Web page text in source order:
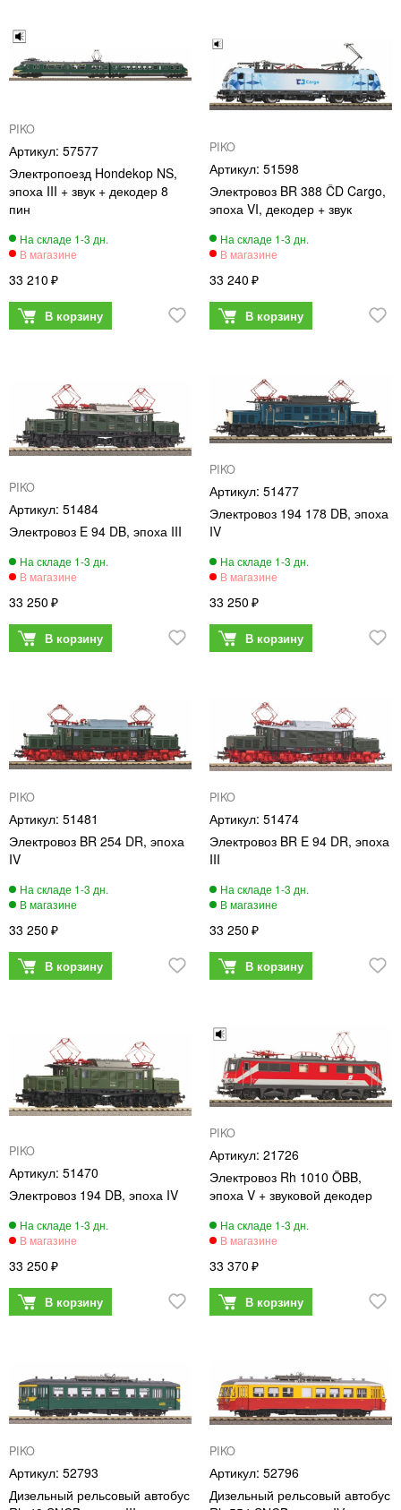
PIKO
57577
Электропоезд Hondekop NS,
эпоха III + звук + декодер 8
пин
33 210
PIKO
51598
Электровоз BR 388 ČD Cargo,
эпоха VI, декодер + звук
33 240
PIKO
51484
Электровоз E 94 DB, эпоха III
33 250
PIKO
51477
Электровоз 194 178 DB, эпоха
IV
33 250
PIKO
51481
Электровоз BR 254 DR, эпоха
IV
33 250
PIKO
51474
Электровоз BR E 94 DR, эпоха
III
33 250
PIKO
51470
Электровоз 194 DB, эпоха IV
33 250
PIKO
21726
Электровоз Rh 1010 ÖBB,
эпоха V + звуковой декодер
33 370
PIKO
52793
Дизельный рельсовый автобус
PIKO
52796
Дизельный рельсовый автобус